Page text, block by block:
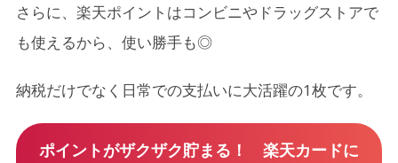
さらに、楽天ポイントはコンビニやドラッグストアで
も使えるから、使い勝手も◎
納税だけでなく日常での支払いに大活躍の1枚です。
ポイントがザクザク貯まる！ 楽天カードに